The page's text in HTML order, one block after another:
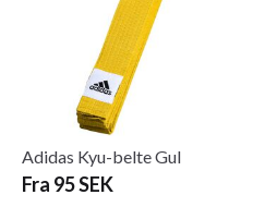
Adidas Kyu-belte Gul
Fra 95 SEK